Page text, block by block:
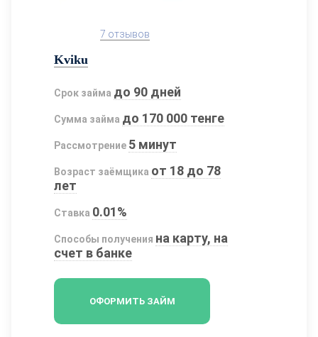
7 отзывов
Kviku
Срок займа до 90 дней
Сумма займа до 170 000 тенге
Рассмотрение 5 минут
Возраст заёмщика от 18 до 78
лет
Ставка 0.01%
Способы получения на карту, на
счет в банке
ОФОРМИТЬ ЗАЙМ